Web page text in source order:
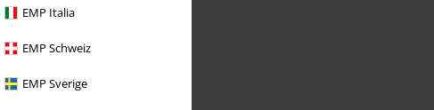
EMP Italia
EMP Schweiz
EMP Sverige